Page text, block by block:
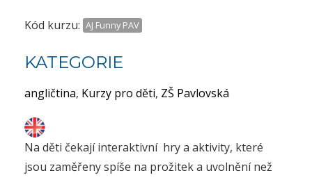
Kód kurzu: AJ Funny PAV
KATEGORIE
angličtina, Kurzy pro děti, ZŠ Pavlovská
Na děti čekají interaktivní hry a aktivity, které
jsou zaměřeny spíše na prožitek a uvolnění než